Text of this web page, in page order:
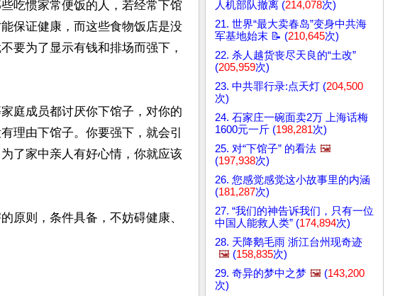
吃惯家常便饭的人，若经常下馆
保证健康，而这些食物饭店是没
要为了显示有钱和排场而强下，
庭成员都讨厌你下馆子，对你的
理由下馆子。你要强下，就会引
了家中亲人有好心情，你就应该
原则，条件具备，不妨碍健康、
人机部队撤离 (214,078次)
21. 世界“最大卖春岛”变身中共海
军基地始末 📝 (210,645次)
22. 杀人越货丧尽天良的“土改”
(205,959次)
23. 中共罪行录:点天灯 (204,500
次)
24. 石家庄一碗面卖2万 上海话梅
1600元一斤 (198,281次)
25. 对“下馆子” 的看法 🖼️
(197,938次)
26. 您感觉感觉这小故事里的内涵
(181,287次)
27. “我们的神告诉我们，只有一位
中国人能救人类” (174,894次)
28. 天降鹅毛雨 浙江台州现奇迹
🖼️ (158,835次)
29. 奇异的梦中之梦 🖼️ (143,200
次)